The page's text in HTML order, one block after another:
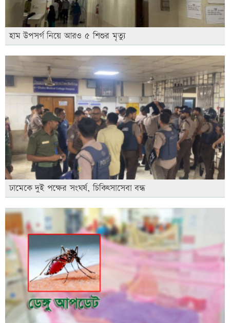
হাম উপসর্গ নিয়ে আরও ৫ শিশুর মৃত্যু
ঢামেকে দুই পক্ষের সংঘর্ষ, চিকিৎসাসেবা বন্ধ